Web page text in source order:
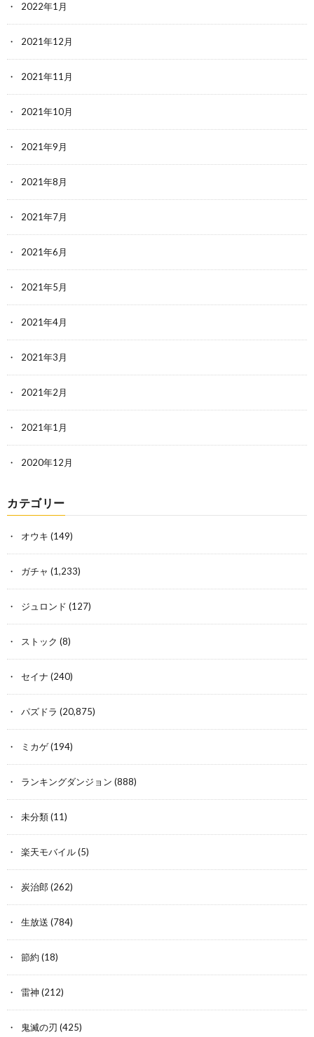
2022年1月
2021年12月
2021年11月
2021年10月
2021年9月
2021年8月
2021年7月
2021年6月
2021年5月
2021年4月
2021年3月
2021年2月
2021年1月
2020年12月
カテゴリー
オウキ (149)
ガチャ (1,233)
ジュロンド (127)
ストック (8)
セイナ (240)
パズドラ (20,875)
ミカゲ(194)
ランキングダンジョン (888)
未分類(11)
楽天モバイル(5)
炭治郎 (262)
生放送 (784)
節約 (18)
雷神 (212)
鬼滅の刃 (425)